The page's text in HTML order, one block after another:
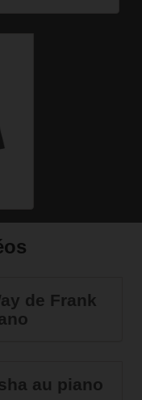
de Frank
au piano